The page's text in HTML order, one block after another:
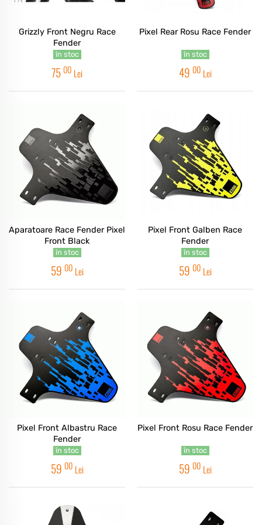
Grizzly Front Negru Race
Fender
în stoc
75 00 Lei
Pixel Rear Rosu Race Fender
în stoc
49 00 Lei
Aparatoare Race Fender Pixel
Front Black
în stoc
59 00 Lei
Pixel Front Galben Race
Fender
în stoc
59 00 Lei
Pixel Front Albastru Race
Fender
în stoc
59 00 Lei
Pixel Front Rosu Race Fender
în stoc
59 00 Lei